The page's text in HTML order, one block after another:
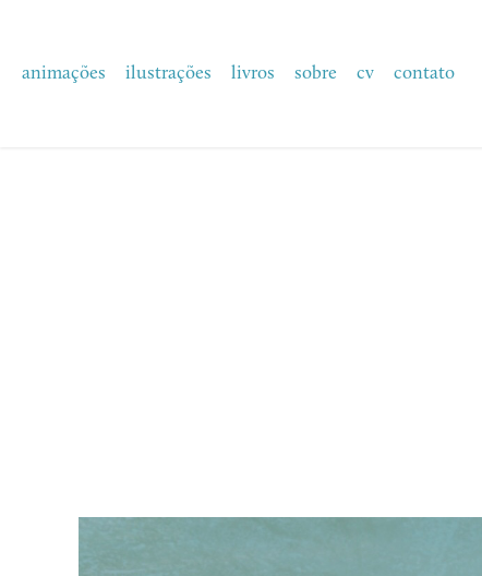
animações ilustrações livros sobre cv contato